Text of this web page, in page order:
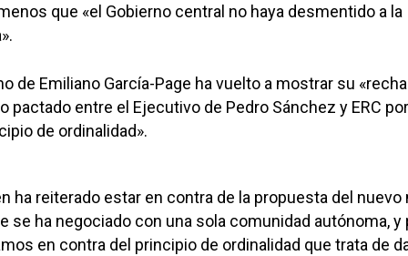
que «el Gobierno central no haya desmentido a la
de Emiliano García-Page ha vuelto a mostrar su
pactado entre el Ejecutivo de Pedro Sánchez y ERC
de ordinalidad».
ha reiterado estar en contra de la propuesta del nuevo
se ha negociado con una sola comunidad autónoma, y
en contra del principio de ordinalidad que trata de